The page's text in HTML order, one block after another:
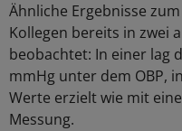
Ähnliche Ergebnisse
Kollegen bereits in zwei
beobachtet: In einer lag
mmHg unter dem OBP,
Werte erzielt wie mit
Messung.